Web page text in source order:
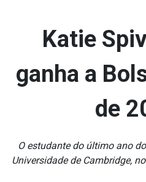
Katie
ganha a
de
O estudante do último ano
Universidade de Cambridge,